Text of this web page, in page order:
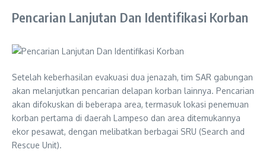
Pencarian Lanjutan Dan Identifikasi Korban
Setelah keberhasilan evakuasi dua jenazah, tim SAR gabungan
akan melanjutkan pencarian delapan korban lainnya. Pencarian
akan difokuskan di beberapa area, termasuk lokasi penemuan
korban pertama di daerah Lampeso dan area ditemukannya
ekor pesawat, dengan melibatkan berbagai SRU (Search and
Rescue Unit).